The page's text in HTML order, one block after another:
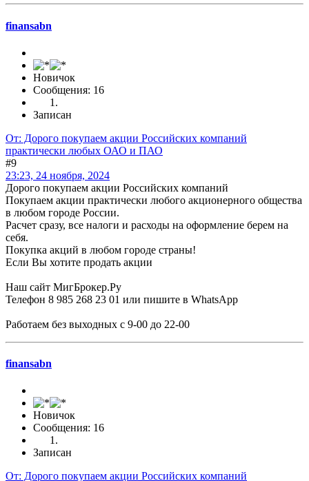
finansabn
Новичок
Сообщения: 16
Записан
От: Дорого покупаем акции Российских компаний
практически любых ОАО и ПАО
#9
23:23, 24 ноября, 2024
Дорого покупаем акции Российских компаний
Покупаем акции практически любого акционерного общества
в любом городе России.
Расчет сразу, все налоги и расходы на оформление берем на
себя.
Покупка акций в любом городе страны!
Если Вы хотите продать акции
Наш сайт МигБрокер.Ру
Телефон 8 985 268 23 01 или пишите в WhatsApp
Работаем без выходных с 9-00 до 22-00
finansabn
Новичок
Сообщения: 16
Записан
От: Дорого покупаем акции Российских компаний